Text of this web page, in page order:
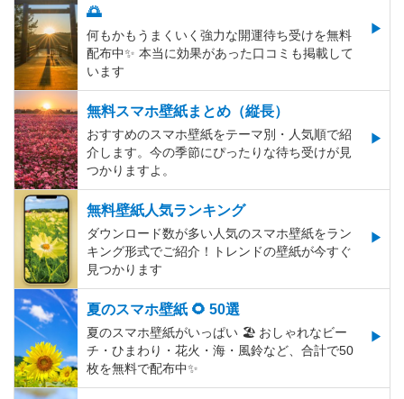
🌅
何もかもうまくいく強力な開運待ち受けを無料
配布中✨️ 本当に効果があった口コミも掲載して
います
無料スマホ壁紙まとめ（縦長）
おすすめのスマホ壁紙をテーマ別・人気順で紹
介します。今の季節にぴったりな待ち受けが見
つかりますよ。
無料壁紙人気ランキング
ダウンロード数が多い人気のスマホ壁紙をラン
キング形式でご紹介！トレンドの壁紙が今すぐ
見つかります
夏のスマホ壁紙 🌻 50選
夏のスマホ壁紙がいっぱい 🏖 おしゃれなビー
チ・ひまわり・花火・海・風鈴など、合計で50
枚を無料で配布中✨